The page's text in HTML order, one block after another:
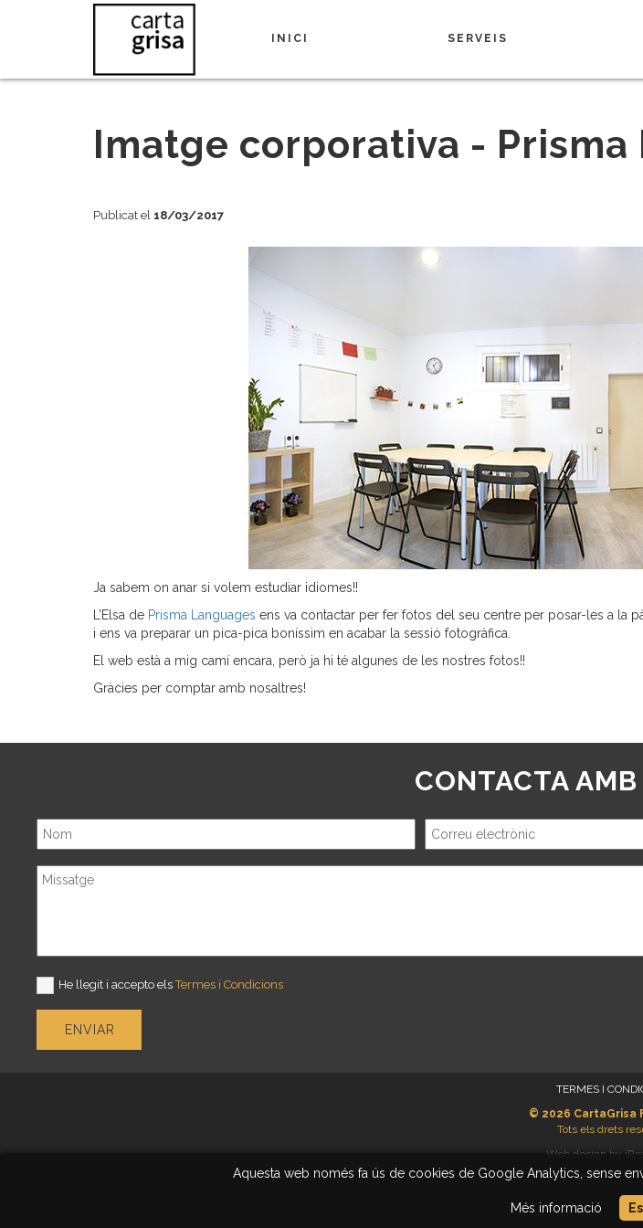
INICI SERVEIS
Imatge corporativa - Prisma
Publicat el 18/03/2017
Ja sabem on anar si volem estudiar idiomes!!
L’Elsa de Prisma Languages ens va contactar per fer fotos del seu centre per posar-les a la
i ens va preparar un pica-pica boníssim en acabar la sessió fotogràfica.
El web està a mig camí encara, però ja hi té algunes de les nostres fotos!!
Gràcies per comptar amb nosaltres!
CONTACTA
He llegit i accepto elsTermes i Condicions
ENVIAR
TERMES I
© 2026 CartaGrisa
Tots els drets
Web design by
Aquesta web només fa ús de cookies de Google Analytics, sense
Més informació